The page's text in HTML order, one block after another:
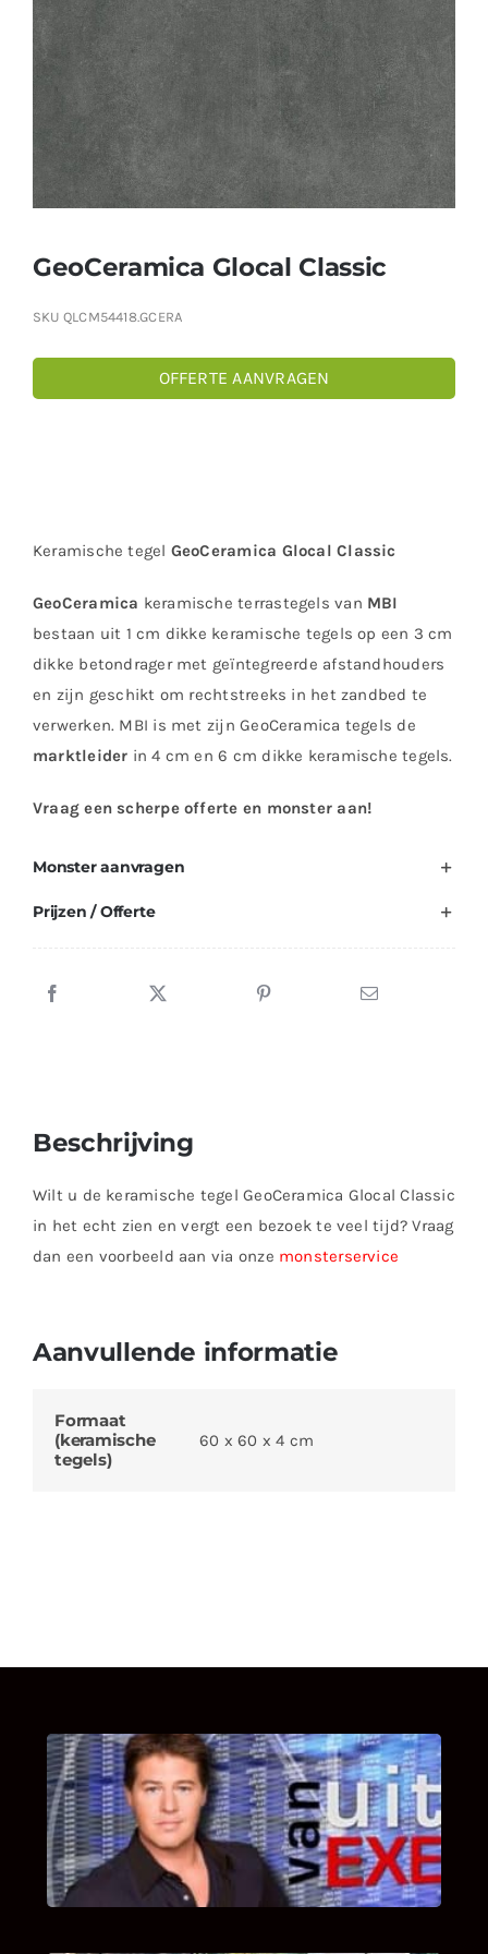
Contact
Offerte aanvragen
GeoCeramica Glocal Classic
SKU QLCM54418.GCERA
OFFERTE AANVRAGEN
Keramische tegel GeoCeramica Glocal Classic
GeoCeramica keramische terrastegels van MBI
bestaan uit 1 cm dikke keramische tegels op een 3 cm
dikke betondrager met geïntegreerde afstandhouders
en zijn geschikt om rechtstreeks in het zandbed te
verwerken. MBI is met zijn GeoCeramica tegels de
marktleider in 4 cm en 6 cm dikke keramische tegels.
Vraag een scherpe offerte en monster aan!
Monster aanvragen
Prijzen / Offerte
Beschrijving
Wilt u de keramische tegel GeoCeramica Glocal Classic
in het echt zien en vergt een bezoek te veel tijd? Vraag
dan een voorbeeld aan via onze monsterservice
Aanvullende informatie
Formaat
(keramische
tegels)
60 x 60 x 4 cm
UITSTEL VAN EXECUTIE
Bekijk hier de fragmenten van de deelname
van Bricks and Stones aan dit programma.